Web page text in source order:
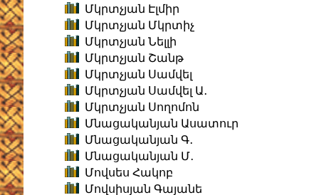
Մկրտչյան Էլմիր
Մկրտչյան Մկրտիչ
Մկրտչյան Նելլի
Մկրտչյան Շանթ
Մկրտչյան Սամվել
Մկրտչյան Սամվել Ա․
Մկրտչյան Սողոմոն
Մնացականյան Ասատուր
Մնացականյան Գ․
Մնացականյան Մ․
Մովսես Հակոբ
Մովսիսյան Գայանե